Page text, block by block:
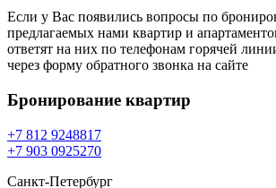
Если у Вас появились вопросы по
предлагаемых нами квартир и
ответят на них по телефонам горячей
через форму обратного звонка на сайте
Бронирование квартир
+7 812 9248817
+7 903 0925270
Санкт-Петербург